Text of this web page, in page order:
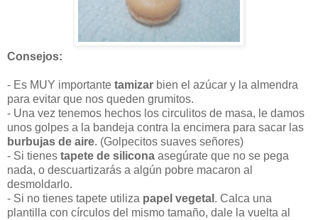
Consejos:
- Es MUY importante tamizar bien el azúcar y la almendra
para evitar que nos queden grumitos.
- Una vez tenemos hechos los circulitos de masa, le damos
unos golpes a la bandeja contra la encimera para sacar las
burbujas de aire. (Golpecitos suaves señores)
- Si tienes tapete de silicona asegúrate que no se pega
nada, o descuartizarás a algún pobre macaron al
desmoldarlo.
- Si no tienes tapete utiliza papel vegetal . Calca una
plantilla con círculos del mismo tamaño, dale la vuelta al